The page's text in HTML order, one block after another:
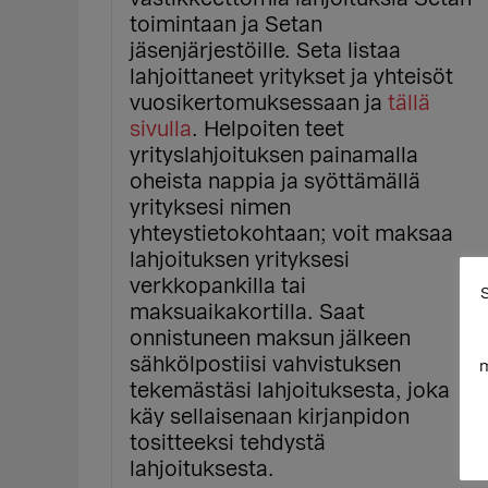
toimintaan ja Setan
jäsenjärjestöille. Seta listaa
lahjoittaneet yritykset ja yhteisöt
vuosikertomuksessaan ja tällä
sivulla. Helpoiten teet
yrityslahjoituksen painamalla
oheista nappia ja syöttämällä
yrityksesi nimen
yhteystietokohtaan; voit maksaa
lahjoituksen yrityksesi
verkkopankilla tai
maksuaikakortilla. Saat
onnistuneen maksun jälkeen
sähkölpostiisi vahvistuksen
tekemästäsi lahjoituksesta, joka
käy sellaisenaan kirjanpidon
tositteeksi tehdystä
lahjoituksesta.